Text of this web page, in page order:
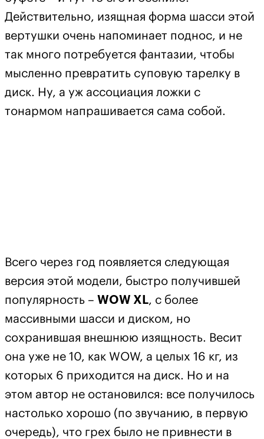
Действительно, изящная форма шасси этой
вертушки очень напоминает поднос, и не
так много потребуется фантазии, чтобы
мысленно превратить суповую тарелку в
диск. Ну, а уж ассоциация ложки с
тонармом напрашивается сама собой.
Всего через год появляется следующая
версия этой модели, быстро получившей
популярность – WOW XL, с более
массивными шасси и диском, но
сохранившая внешнюю изящность. Весит
она уже не 10, как WOW, а целых 16 кг, из
которых 6 приходится на диск. Но и на
этом автор не остановился: все получилось
настолько хорошо (по звучанию, в первую
очередь), что грех было не привнести в